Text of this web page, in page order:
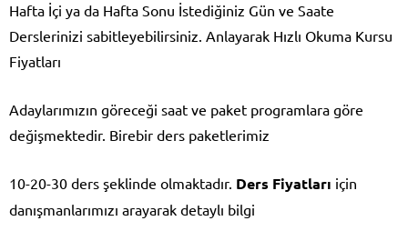
Hafta İçi ya da Hafta Sonu İstediğiniz Gün ve Saate
Derslerinizi sabitleyebilirsiniz. Anlayarak Hızlı Okuma Kursu
Fiyatları
Adaylarımızın göreceği saat ve paket programlara göre
değişmektedir. Birebir ders paketlerimiz
10-20-30 ders şeklinde olmaktadır. Ders Fiyatları için
danışmanlarımızı arayarak detaylı bilgi